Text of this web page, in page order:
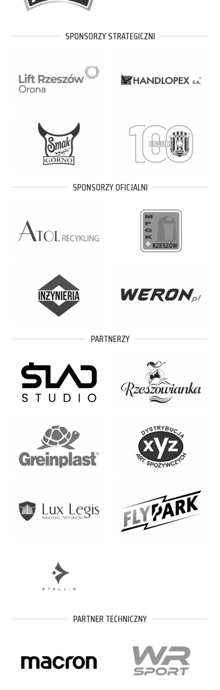
SPONSORZY STRATEGICZNI
SPONSORZY OFICJALNI
PARTNERZY
PARTNER TECHNICZNY